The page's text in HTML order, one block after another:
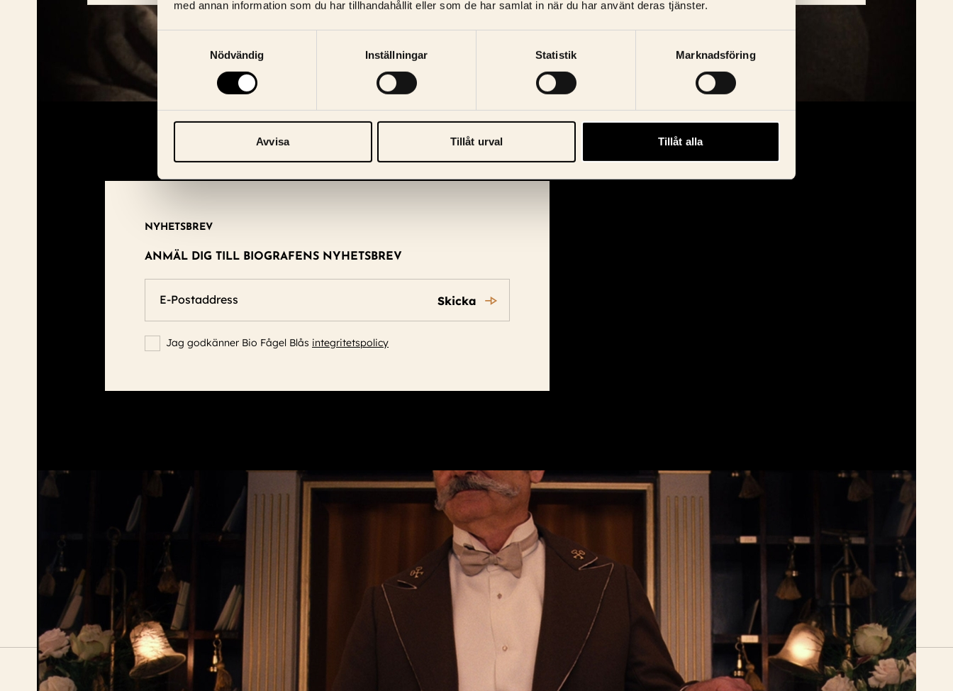
med annan information som du har tillhandahållit eller som de har samlat in när du har använt deras tjänster.
Nödvändig
Inställningar Statistik Marknadsföring
Avvisa Tillåt urval Tillåt alla
NYHETSBREV
ANMÄL DIG TILL BIOGRAFENS NYHETSBREV
Skicka
Jag godkänner Bio Fågel Blås integritetspolicy